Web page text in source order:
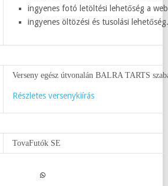
ingyenes fotó letöltési lehetőség a
ingyenes öltözési és tusolási
Verseny egész útvonalán BALRA TARTS
Részletes versenykiírás
TovaFutók SE